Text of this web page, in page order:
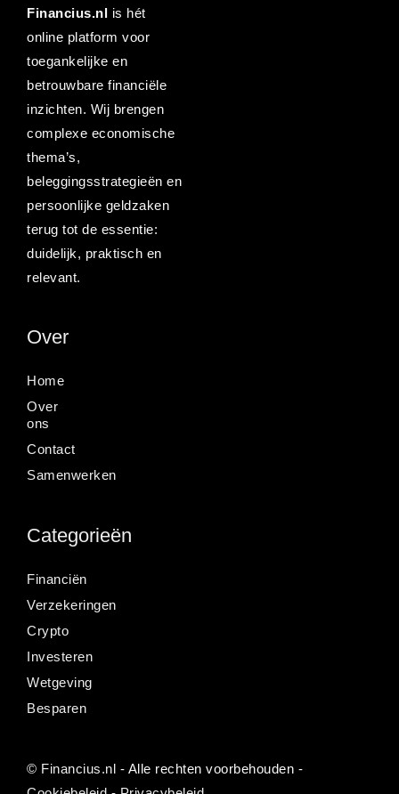
Financius.nl is hét
online platform voor
toegankelijke en
betrouwbare financiële
inzichten. Wij brengen
complexe economische
thema’s,
beleggingsstrategieën en
persoonlijke geldzaken
terug tot de essentie:
duidelijk, praktisch en
relevant.
Over
Home
Over
ons
Contact
Samenwerken
Categorieën
Financiën
Verzekeringen
Crypto
Investeren
Wetgeving
Besparen
© Financius.nl - Alle rechten voorbehouden -